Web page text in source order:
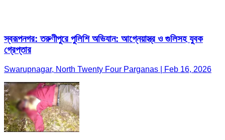
স্বরূপনগর: তরুণীপুরে পুলিশি অভিযান: আগ্নেয়াস্ত্র ও গুলিসহ যুবক
গ্রেপ্তার
Swarupnagar, North Twenty Four Parganas | Feb 16, 2026